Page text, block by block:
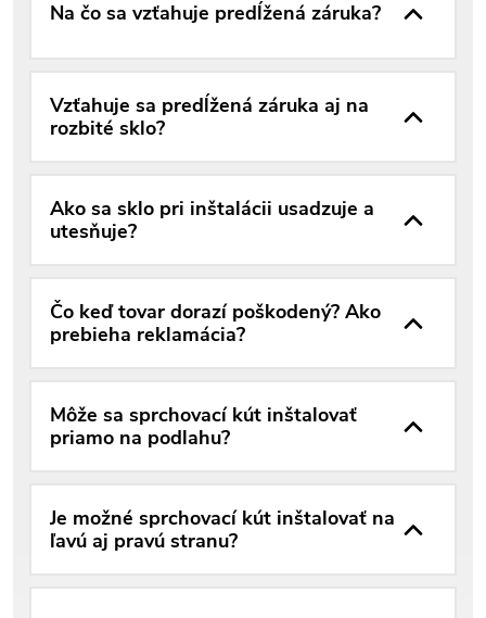
Na čo sa vzťahuje predĺžená záruka?
Vzťahuje sa predĺžená záruka aj na
rozbité sklo?
Ako sa sklo pri inštalácii usadzuje a
utesňuje?
Čo keď tovar dorazí poškodený? Ako
prebieha reklamácia?
Môže sa sprchovací kút inštalovať
priamo na podlahu?
Je možné sprchovací kút inštalovať na
ľavú aj pravú stranu?